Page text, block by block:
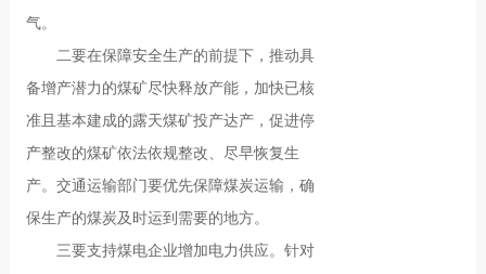
气。
二要在保障安全生产的前提下，推动具
备增产潜力的煤矿尽快释放产能，加快已核
准且基本建成的露天煤矿投产达产，促进停
产整改的煤矿依法依规整改、尽早恢复生
产。交通运输部门要优先保障煤炭运输，确
保生产的煤炭及时运到需要的地方。
三要支持煤电企业增加电力供应。针对